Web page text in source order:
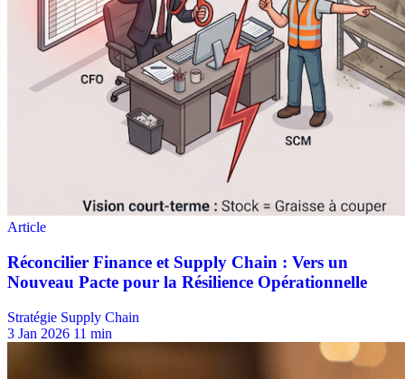
Stratégie Supply Chain
3 Jan 2026 11 min